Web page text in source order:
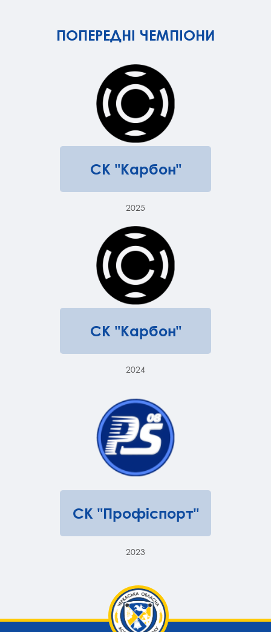
ПОПЕРЕДНІ ЧЕМПІОНИ
СК "Карбон"
2025
СК "Карбон"
2024
СК "Профіспорт"
2023